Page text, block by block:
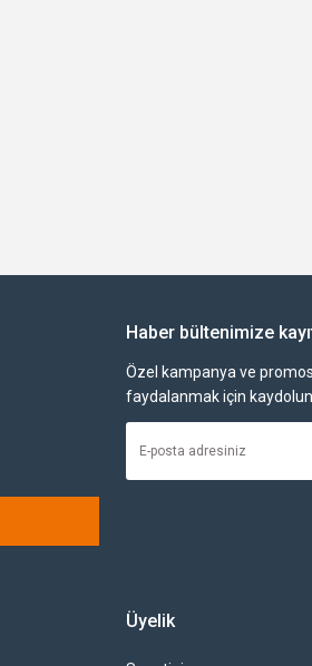
Haber bültenimize
Özel kampanya ve
faydalanmak için
Üyelik